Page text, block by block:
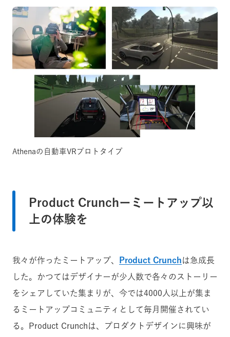
Athenaの自動車VRプロトタイプ
Product Crunchーミートアップ以
上の体験を
我々が作ったミートアップ、 Product Crunchは急成長
した。かつてはデザイナーが少人数で各々のストーリー
をシェアしていた集まりが、今では4000人以上が集ま
るミートアップコミュニティとして毎月開催されてい
る。Product Crunchは、プロダクトデザインに興味が